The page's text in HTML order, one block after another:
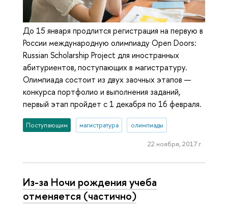
До 15 января продлится регистрация на первую в
России международную олимпиаду Open Doors:
Russian Scholarship Project для иностранных
абитуриентов, поступающих в магистратуру.
Олимпиада состоит из двух заочных этапов —
конкурса портфолио и выполнения заданий,
первый этап пройдет с 1 декабря по 16 февраля.
Поступающим магистратура олимпиады
22 ноября, 2017 г.
Из-за Ночи рождения учеба
отменяется (частично)